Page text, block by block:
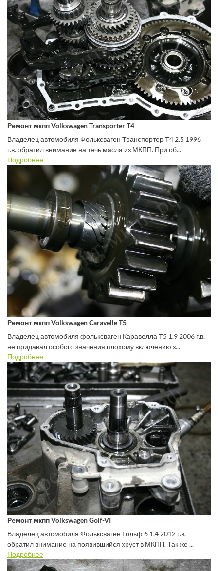
Ремонт мкпп Volkswagen Transporter T4
Владелец автомобиля Фольксваген Транспортер Т4 2.5 1996
г.в. обратил внимание на течь масла из МКПП. При об...
Подробнее
Ремонт мкпп Volkswagen Caravelle T5
Владелец автомобиля фольксваген Каравелла Т5 1.9 2006 г.в.
не придавал особого значения плохому включению з...
Подробнее
Ремонт мкпп Volkswagen Golf-VI
Владелец автомобиля Фольксваген Гольф 6 1.4 2012 г.в.
обратил внимание на появившийся хруст в МКПП. Так же ...
Подробнее